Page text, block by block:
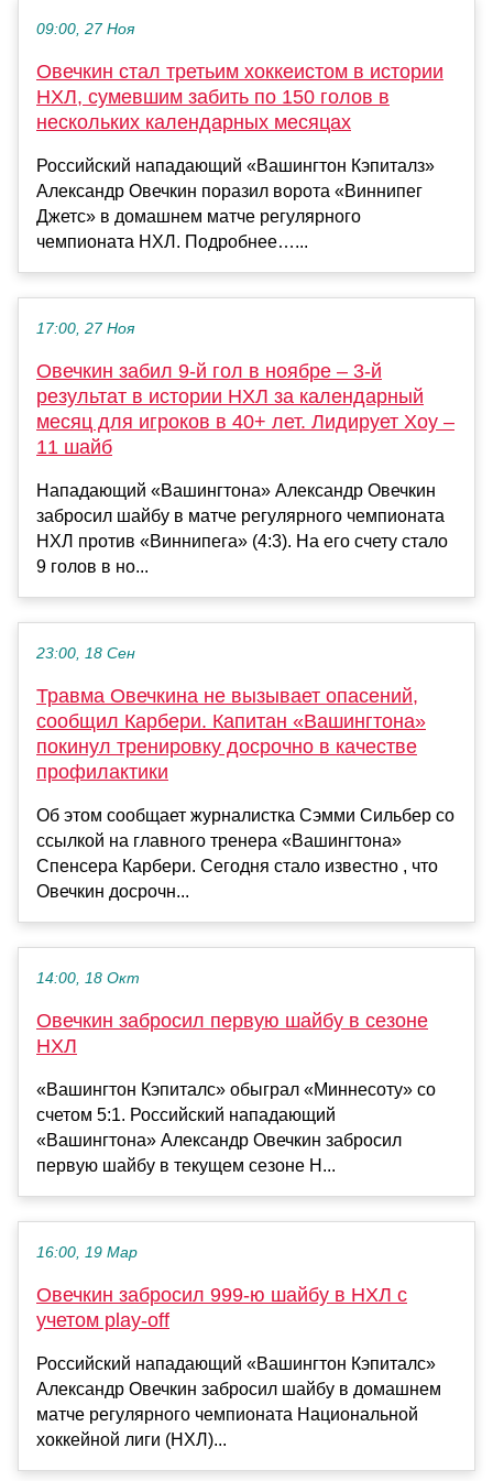
09:00, 27 Ноя
Овечкин стал третьим хоккеистом в истории
НХЛ, сумевшим забить по 150 голов в
нескольких календарных месяцах
Российский нападающий «Вашингтон Кэпиталз»
Александр Овечкин поразил ворота «Виннипег
Джетс» в домашнем матче регулярного
чемпионата НХЛ. Подробнее…...
17:00, 27 Ноя
Овечкин забил 9-й гол в ноябре – 3-й
результат в истории НХЛ за календарный
месяц для игроков в 40+ лет. Лидирует Хоу –
11 шайб
Нападающий «Вашингтона» Александр Овечкин
забросил шайбу в матче регулярного чемпионата
НХЛ против «Виннипега» (4:3). На его счету стало
9 голов в но...
23:00, 18 Сен
Травма Овечкина не вызывает опасений,
сообщил Карбери. Капитан «Вашингтона»
покинул тренировку досрочно в качестве
профилактики
Об этом сообщает журналистка Сэмми Сильбер со
ссылкой на главного тренера «Вашингтона»
Спенсера Карбери. Сегодня стало известно , что
Овечкин досрочн...
14:00, 18 Окт
Овечкин забросил первую шайбу в сезоне
НХЛ
«Вашингтон Кэпиталс» обыграл «Миннесоту» со
счетом 5:1. Российский нападающий
«Вашингтона» Александр Овечкин забросил
первую шайбу в текущем сезоне Н...
16:00, 19 Мар
Овечкин забросил 999-ю шайбу в НХЛ с
учетом play-off
Российский нападающий «Вашингтон Кэпиталс»
Александр Овечкин забросил шайбу в домашнем
матче регулярного чемпионата Национальной
хоккейной лиги (НХЛ)...